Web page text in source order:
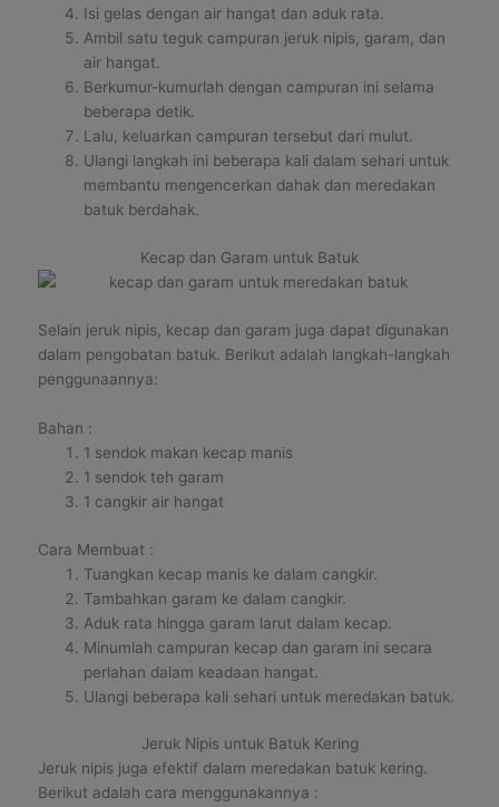
Isi gelas dengan air hangat dan aduk rata.
Ambil satu teguk campuran jeruk nipis, garam, dan
air hangat.
Berkumur-kumurlah dengan campuran ini selama
beberapa detik.
Lalu, keluarkan campuran tersebut dari mulut.
Ulangi langkah ini beberapa kali dalam sehari untuk
membantu mengencerkan dahak dan meredakan
batuk berdahak.
Kecap dan Garam untuk Batuk
Selain jeruk nipis, kecap dan garam juga dapat digunakan
dalam pengobatan batuk. Berikut adalah langkah-langkah
penggunaannya:
Bahan :
1 sendok makan kecap manis
1 sendok teh garam
1 cangkir air hangat
Cara Membuat :
Tuangkan kecap manis ke dalam cangkir.
Tambahkan garam ke dalam cangkir.
Aduk rata hingga garam larut dalam kecap.
Minumlah campuran kecap dan garam ini secara
perlahan dalam keadaan hangat.
Ulangi beberapa kali sehari untuk meredakan batuk.
Jeruk Nipis untuk Batuk Kering
Jeruk nipis juga efektif dalam meredakan batuk kering.
Berikut adalah cara menggunakannya :